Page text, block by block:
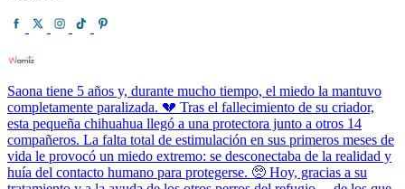
Saona tiene 5 años y, durante mucho tiempo, el miedo la mantuvo
completamente paralizada. 💔 Tras el fallecimiento de su criador,
esta pequeña chihuahua llegó a una protectora junto a otros 14
compañeros. La falta total de estimulación en sus primeros meses de
vida le provocó un miedo extremo: se desconectaba de la realidad y
huía del contacto humano para protegerse. 🥺 Hoy, gracias a su